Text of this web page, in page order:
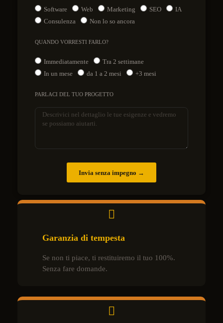
Software Web Marketing SEO
IA
Consulenza
Non lo so ancora
QUANDO VORRESTI FARLO?
Immediatamente
Tra 2 settimane
In un mese
da 1 a 2 mesi +3 mesi
PARLACI DEL TUO PROGETTO
Invia senza impegno →
Garanzia di tempesta
Se non ti piace, ti restituiremo il tuo 100%.
Senza fare domande.